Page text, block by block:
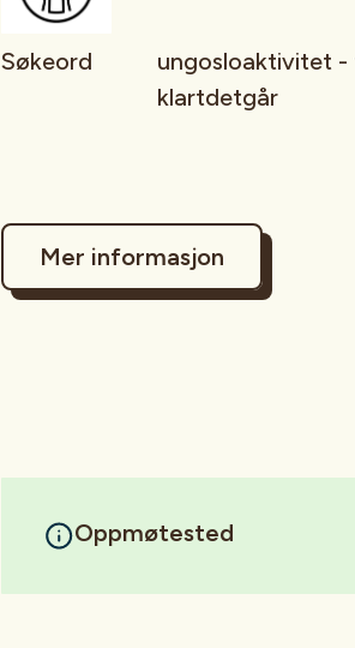
Søkeord
ungosloaktivitet -
klartdetgår
Mer informasjon
Oppmøtested